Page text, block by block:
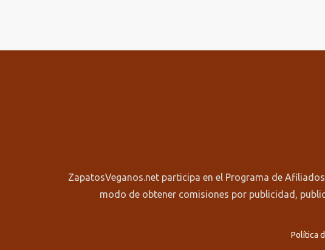
ZapatosVeganos.net participa en el Programa de
modo de obtener comisiones por publicidad,
Política